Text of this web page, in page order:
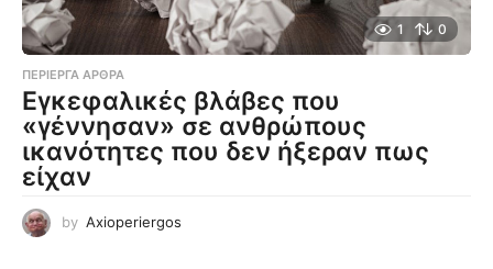
1 0
ΠΕΡΊΕΡΓΑ ΆΡΘΡΑ
Εγκεφαλικές βλάβες που
«γέννησαν» σε ανθρώπους
ικανότητες που δεν ήξεραν πως
είχαν
by Axioperiergos